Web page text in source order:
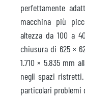
perfettamente
macchina più
altezza da 100 a
chiusura di 625 ×
1.710 × 5.835 mm
negli spazi
particolari